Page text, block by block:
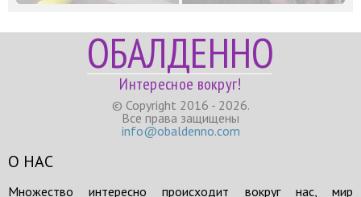
ОБАЛДЕННО
Интересное вокруг!
© Copyright 2016 - 2026.
Все права защищены
info@obaldenno.com
О НАС
Множество интересно происходит вокруг нас, мир